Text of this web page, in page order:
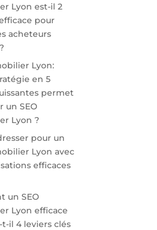
Lyon est-il 2
pour
acheteurs
Lyon:
en 5
permet
un SEO
Lyon ?
pour un
Lyon avec
efficaces
un SEO
Lyon efficace
il 4 leviers clés